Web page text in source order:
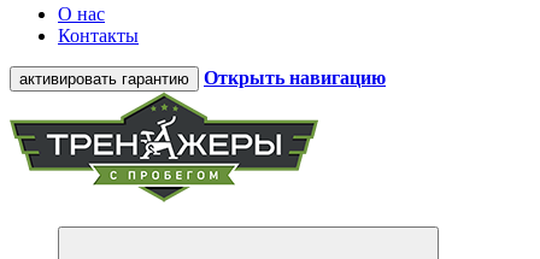
О нас
Контакты
активировать гарантию Открыть навигацию